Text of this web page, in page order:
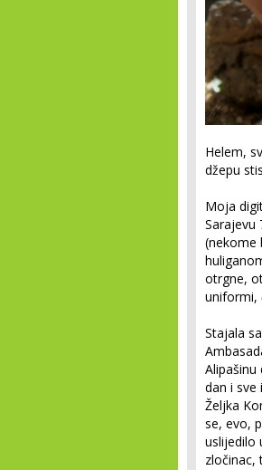
Helem,
džepu
Moja
Sarajevu
(nekome
otrgne,
uniformi,
Stajala
Alipašinu
dan i sve
Željka
se, evo,
uslijedilo
zločinac,